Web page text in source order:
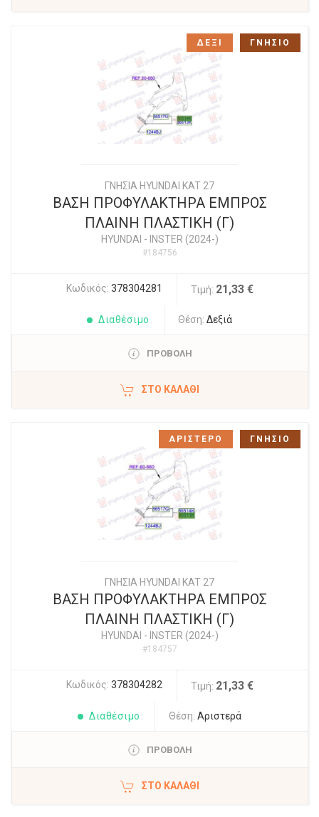
ΓΝΗΣΙΑ HYUNDAI KAT 27
ΒΑΣΗ ΠΡΟΦΥΛΑΚΤΗΡΑ ΕΜΠΡΟΣ
ΠΛΑΙΝΗ ΠΛΑΣΤΙΚΗ (Γ)
HYUNDAI - INSTER (2024-)
#184756
Κωδικός: 378304281 Τιμή: 21,33 €
Διαθέσιμο Θέση: Δεξιά
ΠΡΟΒΟΛΗ
ΣΤΟ ΚΑΛΆΘΙ
ΔΕΞΙ ΓΝΗΣΙΟ
ΓΝΗΣΙΑ HYUNDAI KAT 27
ΒΑΣΗ ΠΡΟΦΥΛΑΚΤΗΡΑ ΕΜΠΡΟΣ
ΠΛΑΙΝΗ ΠΛΑΣΤΙΚΗ (Γ)
HYUNDAI - INSTER (2024-)
#184757
Κωδικός: 378304282 Τιμή: 21,33 €
Διαθέσιμο Θέση: Αριστερά
ΠΡΟΒΟΛΗ
ΣΤΟ ΚΑΛΆΘΙ
ΑΡΙΣΤΕΡΟ ΓΝΗΣΙΟ